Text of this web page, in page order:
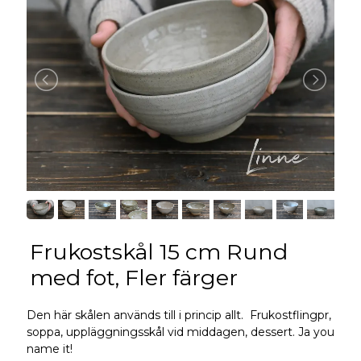
Frukostskål 15 cm Rund
med fot, Fler färger
Den här skålen används till i princip allt. Frukostflingpr,
soppa, uppläggningsskål vid middagen, dessert. Ja you
name it!